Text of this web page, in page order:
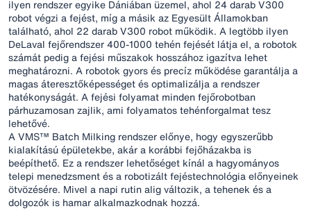
ilyen rendszer egyike Dániában üzemel, ahol 24 darab V300
robot végzi a fejést, míg a másik az Egyesült Államokban
található, ahol 22 darab V300 robot működik. A legtöbb ilyen
DeLaval fejőrendszer 400-1000 tehén fejését látja el, a robotok
számát pedig a fejési műszakok hosszához igazítva lehet
meghatározni. A robotok gyors és precíz működése garantálja a
magas áteresztőképességet és optimalizálja a rendszer
hatékonyságát. A fejési folyamat minden fejőrobotban
párhuzamosan zajlik, ami folyamatos tehénforgalmat tesz
lehetővé.
A VMS™ Batch Milking rendszer előnye, hogy egyszerűbb
kialakítású épületekbe, akár a korábbi fejőházakba is
beépíthető. Ez a rendszer lehetőséget kínál a hagyományos
telepi menedzsment és a robotizált fejéstechnológia előnyeinek
ötvözésére. Mivel a napi rutin alig változik, a tehenek és a
dolgozók is hamar alkalmazkodnak hozzá.